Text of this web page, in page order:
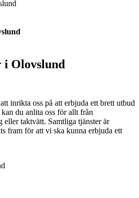
Olovslund
inrikta oss på att erbjuda ett brett utbud
du anlita oss för allt från
taktvätt. Samtliga tjänster är
fram för att vi ska kunna erbjuda ett